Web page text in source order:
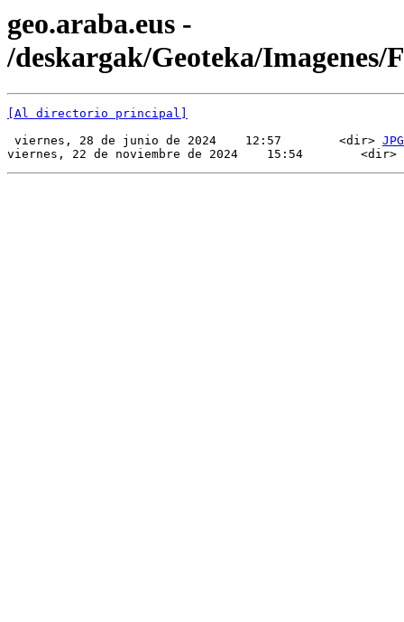
geo.araba.eus -
/deskargak/Geoteka/Imagenes/
[Al directorio principal]
viernes, 28 de junio de 2024    12:57        <dir> JPG
viernes, 22 de noviembre de 2024    15:54        <dir>